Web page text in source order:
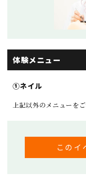
体験メニュー
①ネイル
上記以外のメニューを
このイ